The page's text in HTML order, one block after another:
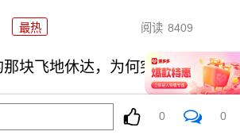
最热 阅读 8409
块飞地休达，为何突然炸了锅
0 0